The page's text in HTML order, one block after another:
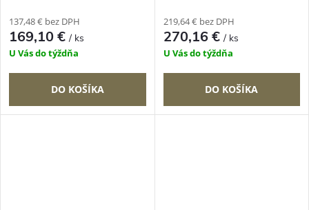
137,48 € bez DPH
169,10 €/ ks
U Vás do týždňa
DO KOŠÍKA
219,64 € bez DPH
270,16 €/ ks
U Vás do týždňa
DO KOŠÍKA